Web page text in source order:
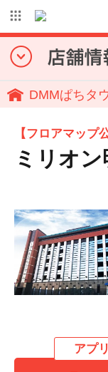
DMMぱちタ
【フロアマップ
ミリオ
アプ